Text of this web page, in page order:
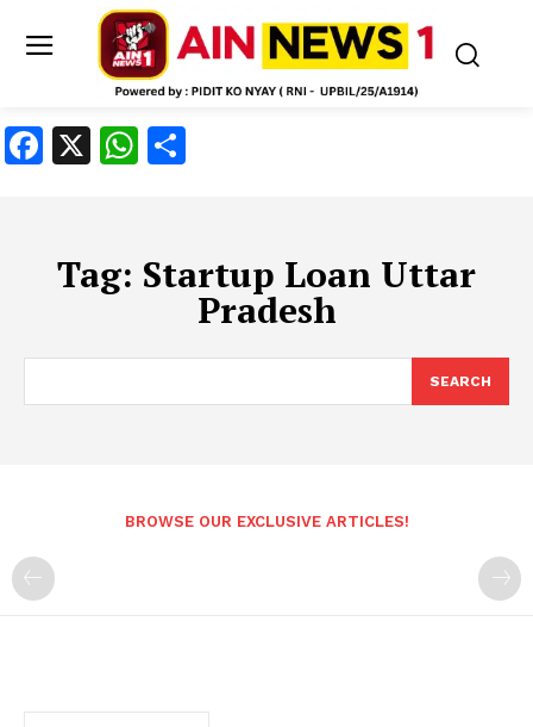
Facebook
X WhatsApp
Tag: Startup Loan Uttar
Pradesh
SEARCH
BROWSE OUR EXCLUSIVE ARTICLES!